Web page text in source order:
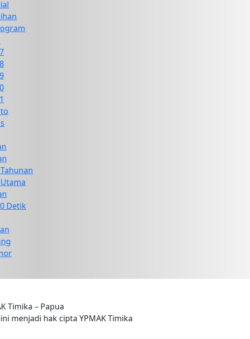
Detik
Timika – Papua
menjadi hak cipta YPMAK Timika